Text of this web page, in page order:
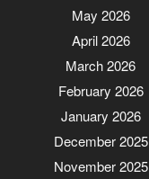
May 2026
April 2026
March 2026
February 2026
January 2026
December 2025
November 2025